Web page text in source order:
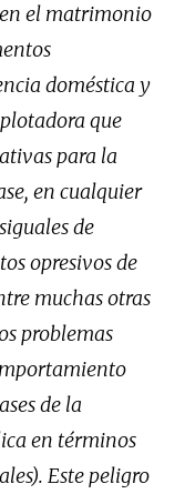
el matrimonio
doméstica y
que
para la
en cualquier
de
opresivos de
muchas otras
problemas
de la
en términos
Este peligro